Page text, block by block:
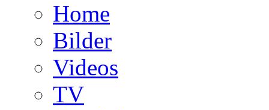
Home
Bilder
Videos
TV